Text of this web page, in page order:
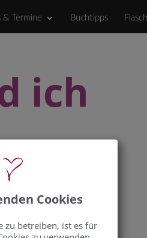
& Termine Buchtipps
ich
Cookies
zu betreiben, ist es für